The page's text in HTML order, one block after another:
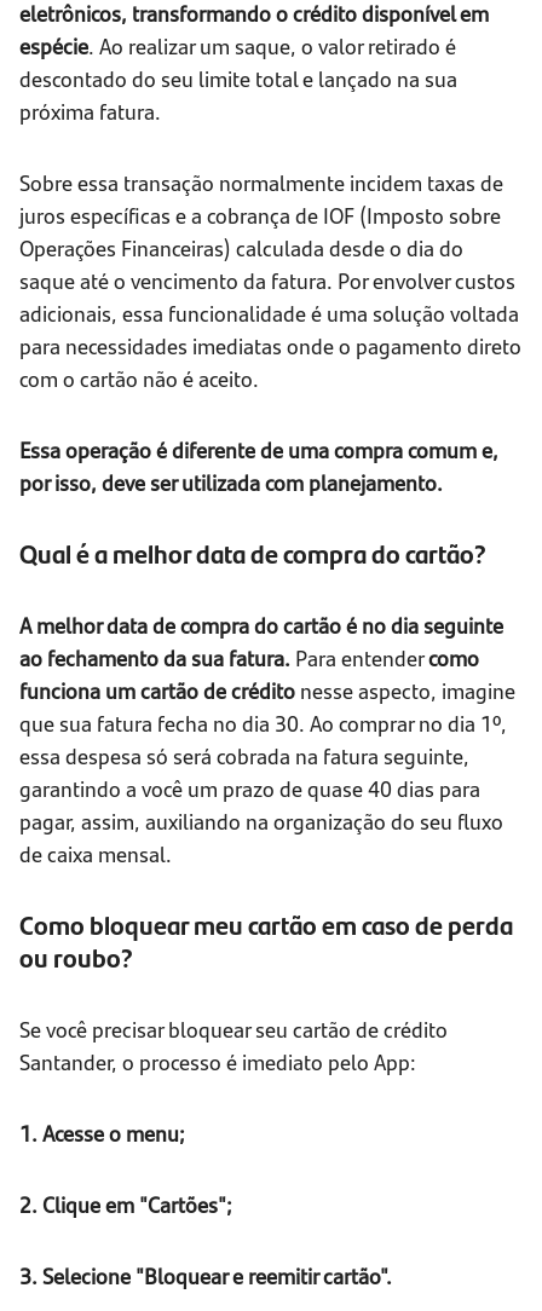
eletrônicos, transformando o crédito disponível em
espécie. Ao realizar um saque, o valor retirado é
descontado do seu limite total e lançado na sua
próxima fatura.
Sobre essa transação normalmente incidem taxas de
juros específicas e a cobrança de IOF (Imposto sobre
Operações Financeiras) calculada desde o dia do
saque até o vencimento da fatura. Por envolver custos
adicionais, essa funcionalidade é uma solução voltada
para necessidades imediatas onde o pagamento direto
com o cartão não é aceito.
Essa operação é diferente de uma compra comum e,
por isso, deve ser utilizada com planejamento.
Qual é a melhor data de compra do cartão?
A melhor data de compra do cartão é no dia seguinte
ao fechamento da sua fatura. Para entendercomo
funciona um cartão de crédito nesse aspecto, imagine
que sua fatura fecha no dia 30. Ao comprar no dia 1º,
essa despesa só será cobrada na fatura seguinte,
garantindo a você um prazo de quase 40 dias para
pagar, assim, auxiliando na organização do seu fluxo
de caixa mensal.
Como bloquear meu cartão em caso de perda
ou roubo?
Se você precisar bloquear seu cartão de crédito
Santander, o processo é imediato pelo App:
1. Acesse o menu;
2. Clique em "Cartões";
3. Selecione "Bloquear e reemitir cartão".